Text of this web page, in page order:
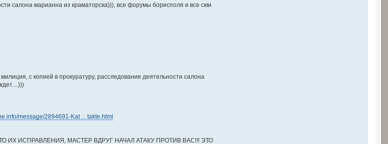
салона марианна из краматорска))), все форумы борисполя и все сми
с копией в прокуратуру, расследование деятельности салона
message/2894691-Kat ... takte.html
ИХ ИСПРАВЛЕНИЯ, МАСТЕР ВДРУГ НАЧАЛ АТАКУ ПРОТИВ ВАС!!! ЭТО